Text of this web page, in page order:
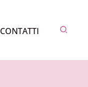
CONTATTI Cerca